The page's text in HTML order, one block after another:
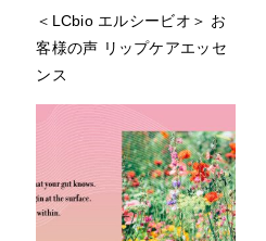
＜LCbio エルシービオ＞ お
客様の声 リップケアエッセ
ンス